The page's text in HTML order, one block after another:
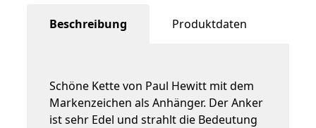
Beschreibung Produktdaten
Schöne Kette von Paul Hewitt mit dem
Markenzeichen als Anhänger. Der Anker
ist sehr Edel und strahlt die Bedeutung